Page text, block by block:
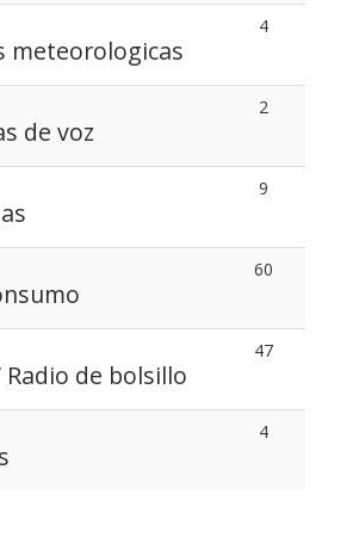
meteorologicas
4
de voz
2
9
60
Radio de bolsillo
47
4